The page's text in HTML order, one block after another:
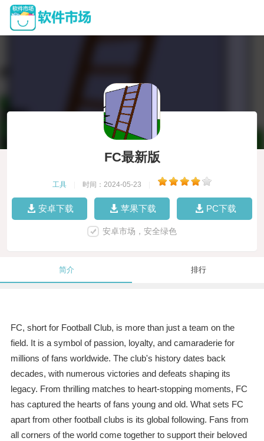
FC最新版
工具 时间：2024-05-23
安卓下载 苹果下载 PC下载
安卓市场，安全绿色
简介 排行
FC, short for Football Club, is more than just a team on the
field. It is a symbol of passion, loyalty, and camaraderie for
millions of fans worldwide. The club's history dates back
decades, with numerous victories and defeats shaping its
legacy. From thrilling matches to heart-stopping moments, FC
has captured the hearts of fans young and old. What sets FC
apart from other football clubs is its global following. Fans from
all corners of the world come together to support their beloved